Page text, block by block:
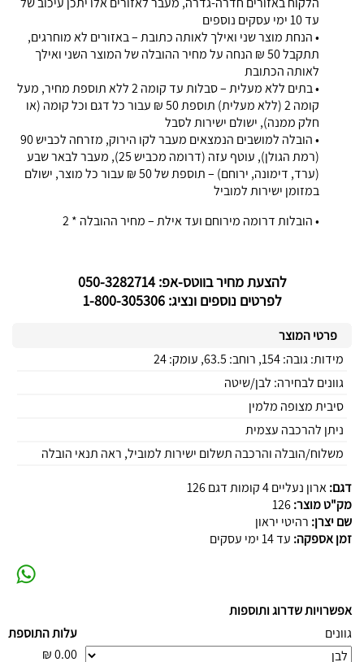
עד 10 ימי עסקים נוספים
• הנחת מוצר שני ואילך לאותה כתובת – באזורים לא מוחרגים,
תתקבל 50 ₪ הנחה על מחיר ההובלה של המוצר השני ואילך
לאותה הכתובת
• בתים ללא מעלית – סבלות עד קומה 2 ללא תוספת מחיר, מעל
קומה 2 (ללא מעלית) תוספת 50 ₪ עבור כל דגם וכל קומה (או
חלק ממנה), ישולם ישירות לסבל
• הובלה למושבים הנמצאים מעבר לקו הירוק, מזרחה לכביש 90
(רמת הגולן), עוטף עזה (דרומה מכביש 25), מעבר לבאר שבע
(ערד, דימונה, ירוחם) – תוספת של 50 ₪ עבור כל מוצר, ישולם
במזומן ישירות למוביל
• הובלות דרומה מירוחם ועד אילת – מחיר ההובלה * 2
להצעת מחיר בווטס-אפ: 050-3282714
לפרטים נוספים ונציג: 1-800-305306
פרטי המוצר
מידות: גובה: 154, רוחב: 63.5, עומק: 24
גוונים לבחירה: לבן/שיטה
סיבית מצופה מלמין
ניתן להרכבה עצמית
משלוח/הובלה והרכבה תשלום ישירות למוביל, ראה תנאי הובלה
דגם:ארון נעליים 4 קומות דגם 126
מק"ט מוצר:126
שם יצרן: רהיטי יראון
זמן אספקה: עד 14 ימי עסקים
אפשרויות שדרוג ותוספות
גוונים
עלות התוספת
0.00
₪